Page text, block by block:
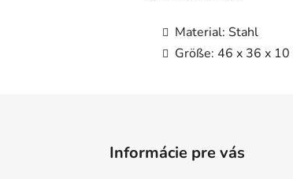
Material: Stahl
Größe: 46 x 36 x
Informácie pre vás